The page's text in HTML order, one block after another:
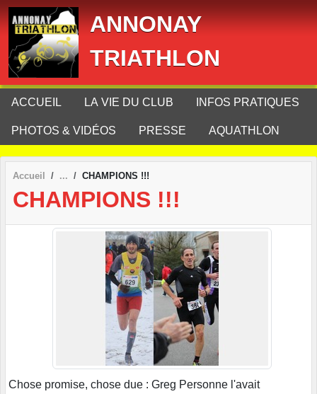
ANNONAY
TRIATHLON
ACCUEIL LA VIE DU CLUB INFOS PRATIQUES
PHOTOS & VIDÉOS PRESSE AQUATHLON
Accueil CHAMPIONS !!!
CHAMPIONS !!!
Chose promise, chose due : Greg Personne l'avait
Panneau de gestion des cookies